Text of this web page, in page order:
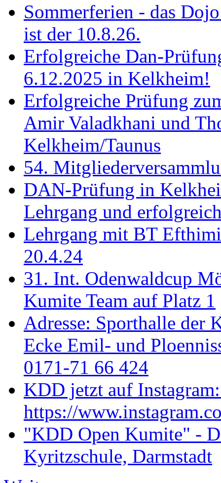
Sommerferien - das
ist der 10.8.26.
Erfolgreiche Dan-
6.12.2025 in Kelkheim!
Erfolgreiche Prüfung
Amir Valadkhani und
Kelkheim/Taunus
54.
DAN-Prüfung in
Lehrgang und
Lehrgang mit BT
20.4.24
31. Int. Odenwaldcup
Kumite Team auf Platz 1
Adresse: Sporthalle der
Ecke Emil- und
0171-71 66 424
KDD jetzt auf
https://
"KDD Open Kumite" -
Kyritzschule, Darmstadt